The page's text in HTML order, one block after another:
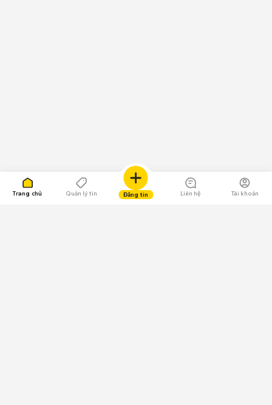
Trang chủ Quản lý tin Đăng tin Liên hệ Tài khoản